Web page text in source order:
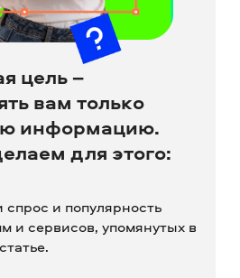
цель –
вам только
информацию.
для этого:
спрос и популярность
и сервисов, упомянутых в